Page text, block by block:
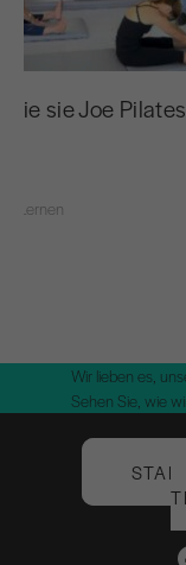
wie sie Joe
Lernen
Wir lieben es,
Sehen Sie, wie